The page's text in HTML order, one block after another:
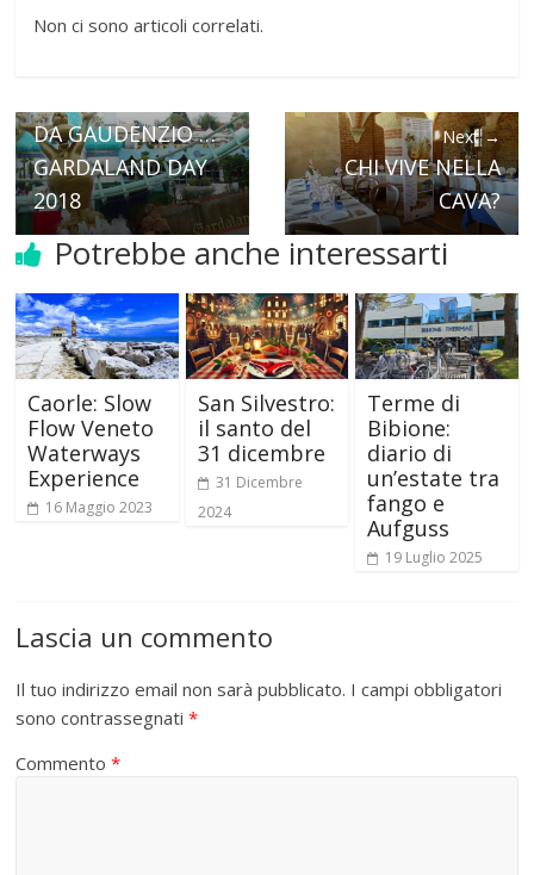
Non ci sono articoli correlati.
DA GAUDENZIO …
GARDALAND DAY
2018
Next →
CHI VIVE NELLA
CAVA?
Potrebbe anche interessarti
Caorle: Slow
Flow Veneto
Waterways
Experience
16 Maggio 2023
San Silvestro:
il santo del
31 dicembre
31 Dicembre
2024
Terme di
Bibione:
diario di
un’estate tra
fango e
Aufguss
19 Luglio 2025
Lascia un commento
Il tuo indirizzo email non sarà pubblicato. I campi obbligatori
sono contrassegnati*
Commento*